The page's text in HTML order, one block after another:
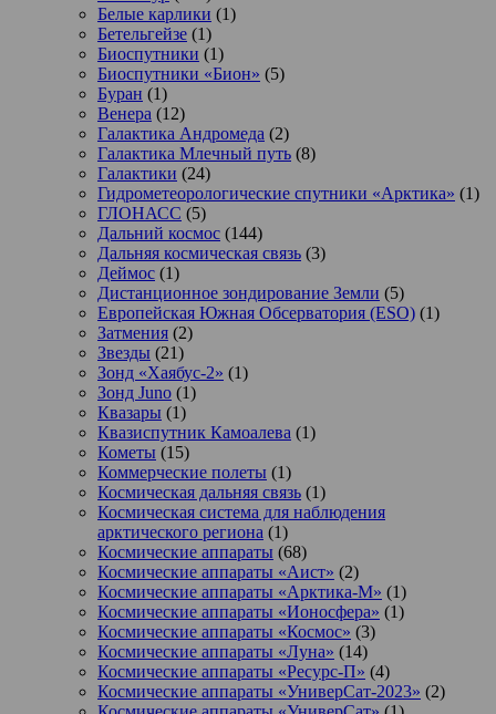
Белые карлики (1)
Бетельгейзе (1)
Биоспутники (1)
Биоспутники «Бион» (5)
Буран (1)
Венера (12)
Галактика Андромеда (2)
Галактика Млечный путь (8)
Галактики (24)
Гидрометеорологические спутники «Арктика» (1)
ГЛОНАСС (5)
Дальний космос (144)
Дальняя космическая связь (3)
Деймос (1)
Дистанционное зондирование Земли (5)
Европейская Южная Обсерватория (ESO) (1)
Затмения (2)
Звезды (21)
Зонд «Хаябус-2» (1)
Зонд Juno (1)
Квазары (1)
Квазиспутник Камоалева (1)
Кометы (15)
Коммерческие полеты (1)
Космическая дальняя связь (1)
Космическая система для наблюдения
арктического региона (1)
Космические аппараты (68)
Космические аппараты «Аист» (2)
Космические аппараты «Арктика-М» (1)
Космические аппараты «Ионосфера» (1)
Космические аппараты «Космос» (3)
Космические аппараты «Луна» (14)
Космические аппараты «Ресурс-П» (4)
Космические аппараты «УниверСат-2023» (2)